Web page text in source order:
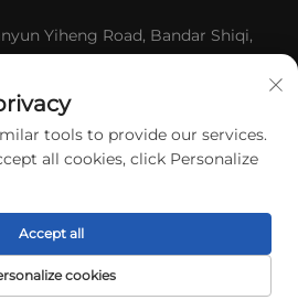
Yiheng Road, Bandar Shiqi,
+86-13192436782
[email protected]
(guangdong) co.,ltd. Semua hak
tools to provide our services.
all cookies, click Personalize
cookies
Accept all